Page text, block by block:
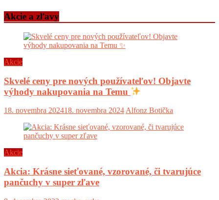
Akcie a zľavy
Akcie
Skvelé ceny pre nových používateľov! Objavte
výhody nakupovania na Temu
18. novembra 202418. novembra 2024 Alfonz Botička
Akcie
Akcia: Krásne sieťované, vzorované, či tvarujúce
pančuchy v super zľave